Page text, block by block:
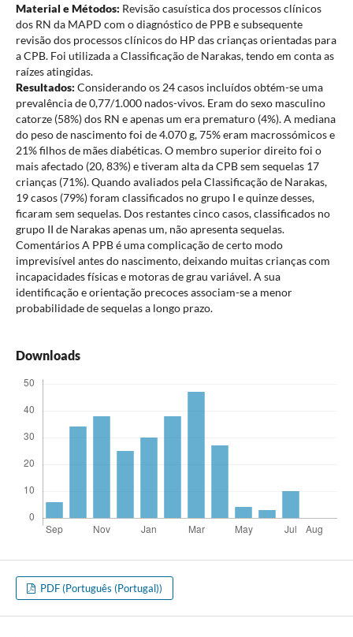
Material e Métodos: Revisão casuística dos processos clínicos
dos RN da MAPD com o diagnóstico de PPB e subsequente
revisão dos processos clínicos do HP das crianças orientadas para
a CPB. Foi utilizada a Classificação de Narakas, tendo em conta as
raízes atingidas.
Resultados: Considerando os 24 casos incluídos obtém-se uma
prevalência de 0,77/1.000 nados-vivos. Eram do sexo masculino
catorze (58%) dos RN e apenas um era prematuro (4%). A mediana
do peso de nascimento foi de 4.070 g, 75% eram macrossómicos e
21% filhos de mães diabéticas. O membro superior direito foi o
mais afectado (20, 83%) e tiveram alta da CPB sem sequelas 17
crianças (71%). Quando avaliados pela Classificação de Narakas,
19 casos (79%) foram classificados no grupo I e quinze desses,
ficaram sem sequelas. Dos restantes cinco casos, classificados no
grupo II de Narakas apenas um, não apresenta sequelas.
Comentários A PPB é uma complicação de certo modo
imprevisível antes do nascimento, deixando muitas crianças com
incapacidades físicas e motoras de grau variável. A sua
identificação e orientação precoces associam-se a menor
probabilidade de sequelas a longo prazo.
Downloads
PDF (Português (Portugal))